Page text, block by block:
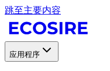
跳至主要内容
应用程序